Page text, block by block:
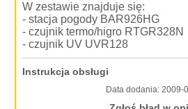
W zestawie znajduje się:
- stacja pogody BAR926HG
- czujnik termo/higro RTGR328N
- czujnik UV UVR128
Instrukcja obsługi
Data dodania: 2009-